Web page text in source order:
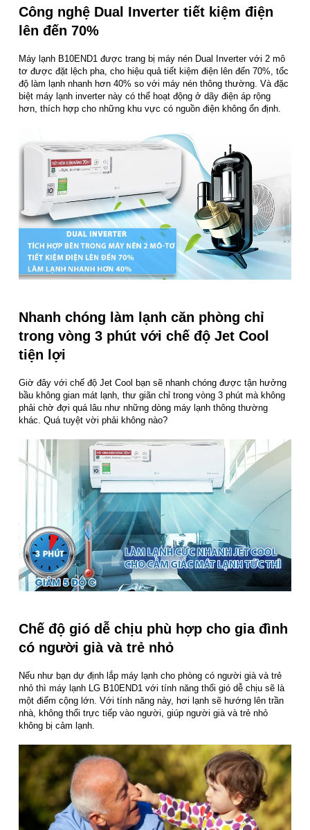
Công nghệ Dual Inverter tiết kiệm điện
lên đến 70%
Máy lạnh B10END1 được trang bị máy nén Dual Inverter với 2 mô
tơ được đặt lệch pha, cho hiệu quả tiết kiệm điện lên đến 70%, tốc
độ làm lạnh nhanh hơn 40% so với máy nén thông thường. Và đặc
biệt máy lạnh inverter này có thể hoạt động ở dãy điện áp rộng
hơn, thích hợp cho những khu vực có nguồn điện không ổn định.
Nhanh chóng làm lạnh căn phòng chỉ
trong vòng 3 phút với chế độ Jet Cool
tiện lợi
Giờ đây với chế độ Jet Cool bạn sẽ nhanh chóng được tận hưởng
bầu không gian mát lạnh, thư giãn chỉ trong vòng 3 phút mà không
phải chờ đợi quá lâu như những dòng máy lạnh thông thường
khác. Quá tuyệt vời phải không nào?
Chế độ gió dễ chịu phù hợp cho gia đình
có người già và trẻ nhỏ
Nếu như bạn dự định lắp máy lạnh cho phòng có người già và trẻ
nhỏ thì máy lạnh LG B10END1 với tính năng thổi gió dễ chịu sẽ là
một điểm cộng lớn. Với tính năng này, hơi lạnh sẽ hướng lên trần
nhà, không thổi trực tiếp vào người, giúp người già và trẻ nhỏ
không bị cảm lạnh.